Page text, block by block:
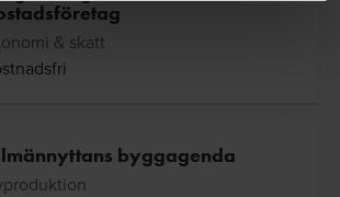
& skatt
byggagenda